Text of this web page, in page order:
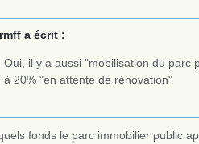
a écrit :
Oui, il y a aussi "mobilisation du parc
à 20% "en attente de rénovation"
fonds le parc immobilier public